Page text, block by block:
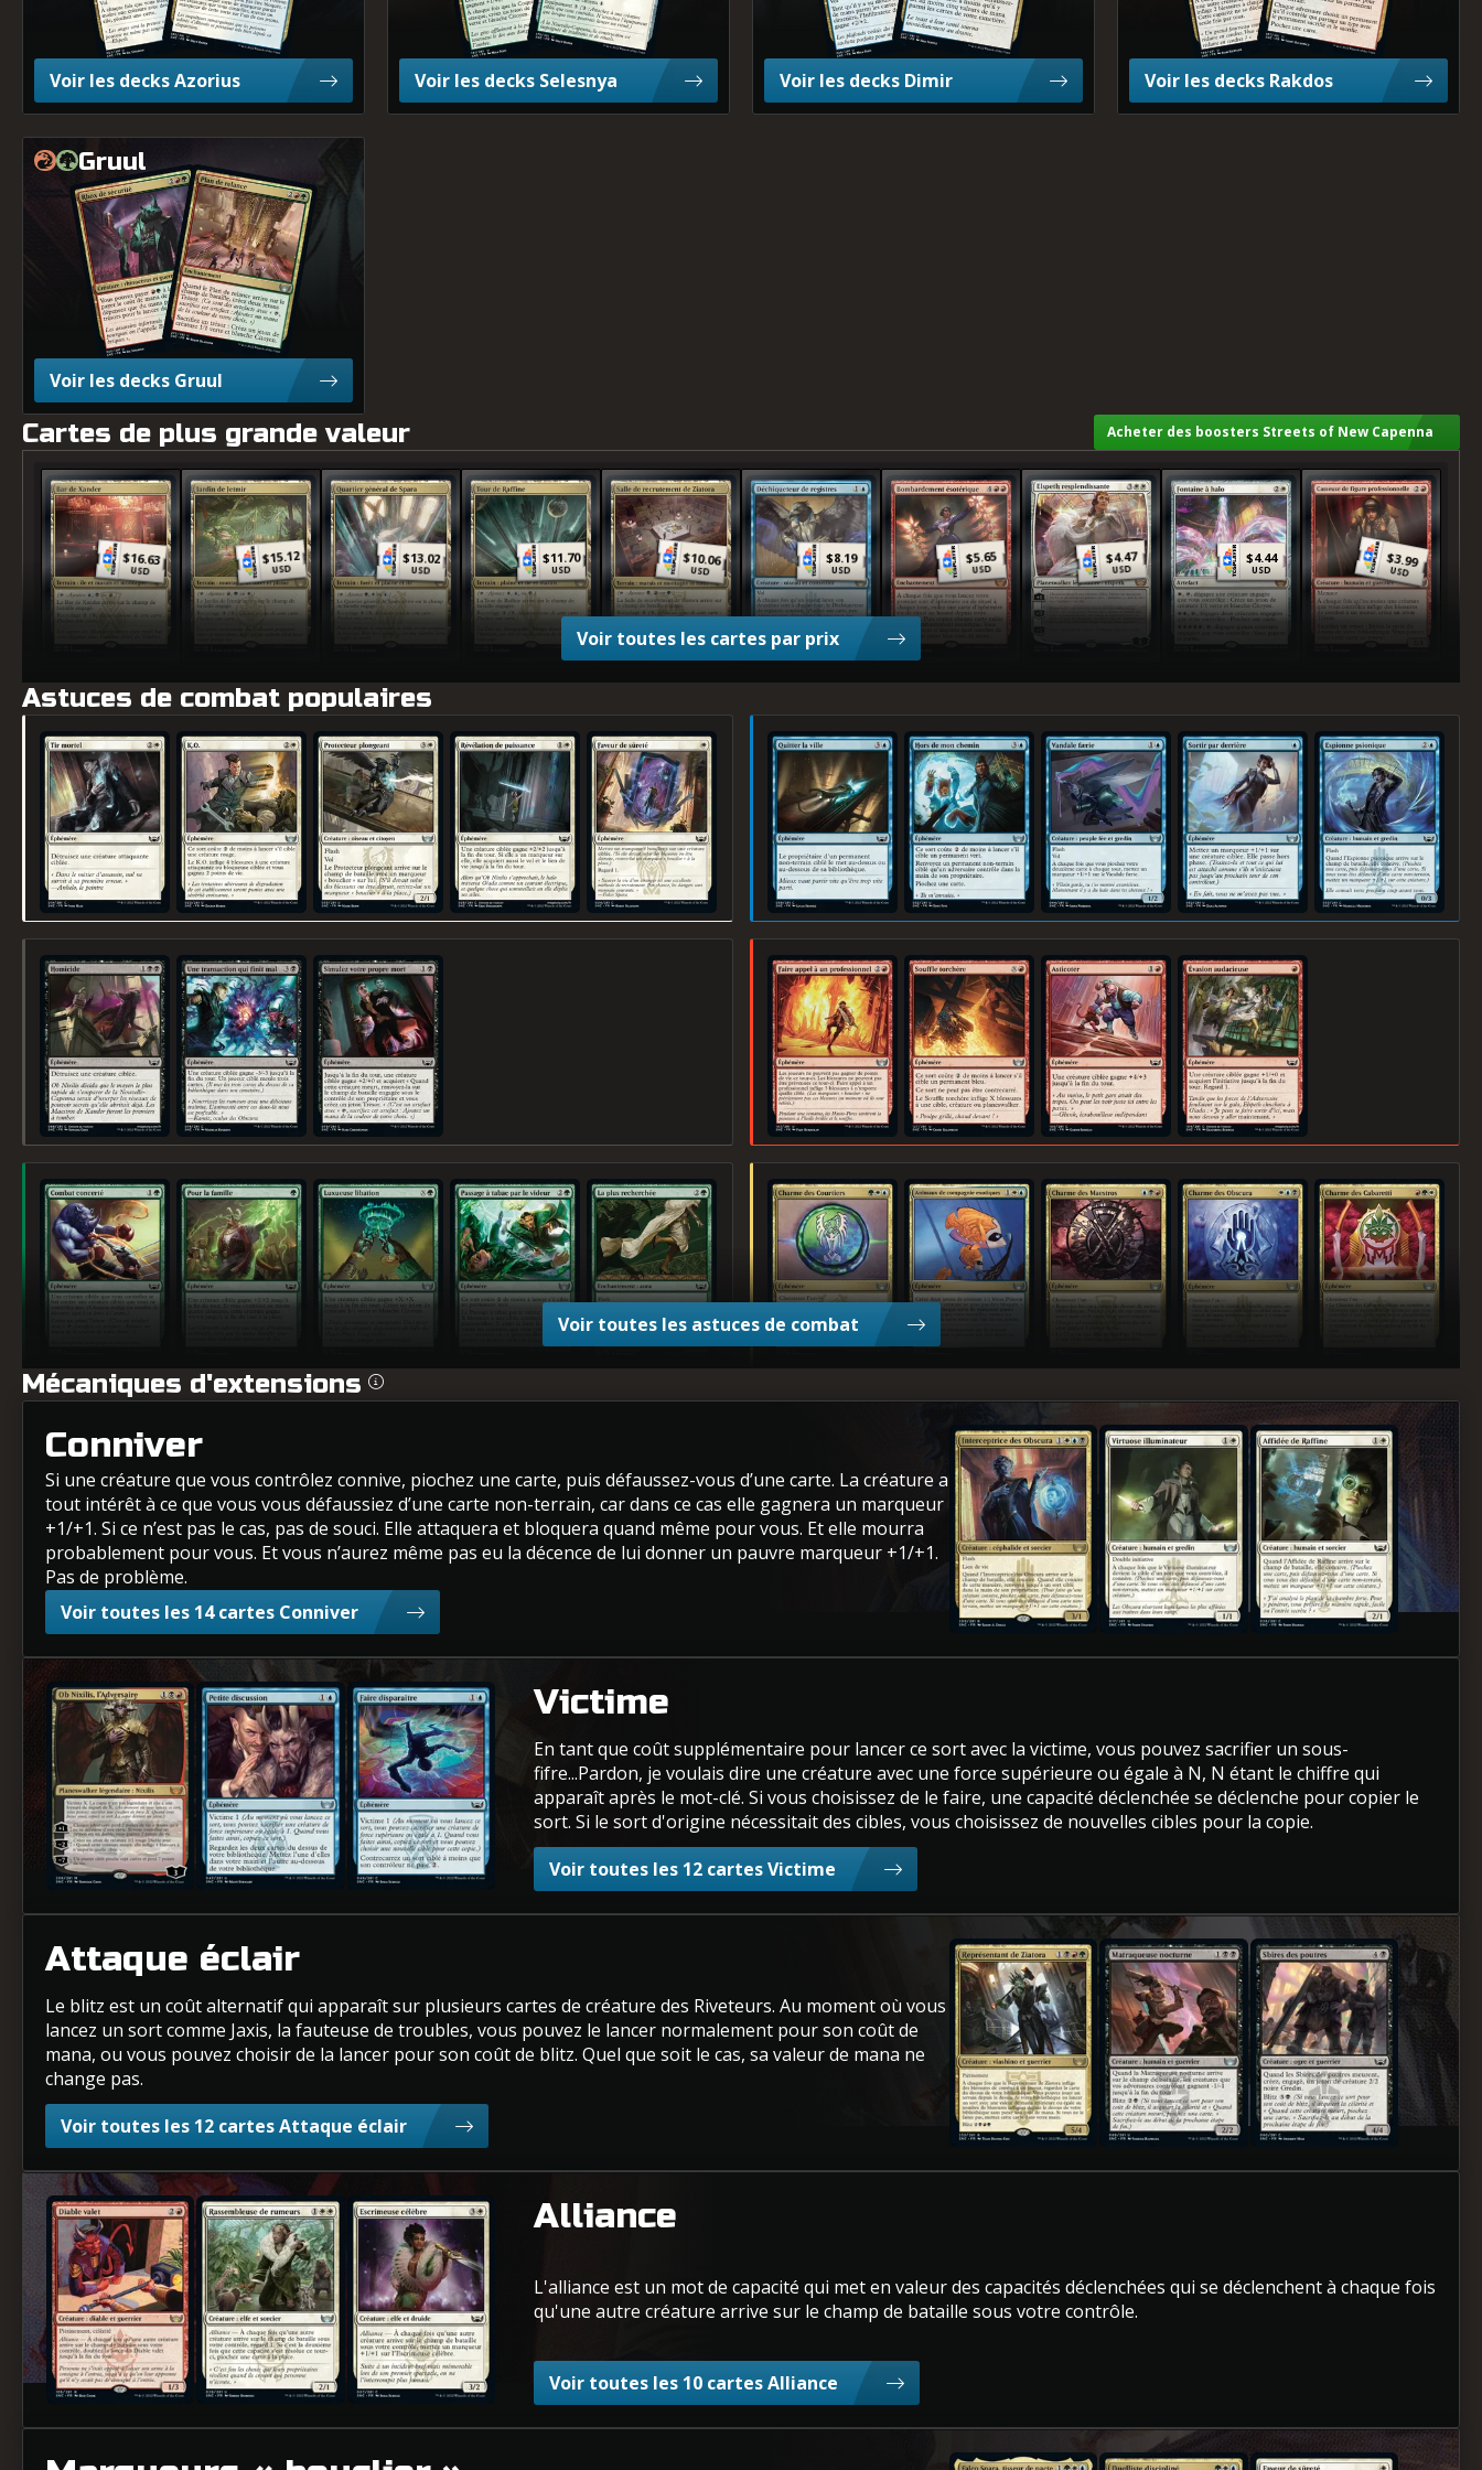
Jund 8,0%
4 couleurs
Gruul
Faible volume de parties
4 couleurs
4 couleurs
4 couleurs 0,8%
Voir les decks Azorius Voir les decks Selesnya Voir les decks Dimir Voir les decks Rakdos
Gruul
Rhox de sécurité Plan de relance
Voir les decks Gruul
Cartes de plus grande valeur Acheter des boosters Streets of New Capenna
Bar de Xander
$16.63
USD
Jardin de Jetmir
$15.12
USD
Quartier général de Spara
$13.02
USD
Tour de Raffine
$11.70
USD
Salle de recrutement de Ziatora
$10.06
USD
Déchiqueteur de registres
$8.19
USD
Bombardement ésotérique
$5.65
USD
Elspeth resplendissante
$4.47
USD
Fontaine à halo
$4.44
USD
Casseuse de figure professionnelle
$3.99
USD
Voir toutes les cartes par prix
Astuces de combat populaires
Tir mortel K.O. Protecteur plongeant Révélation de puissance Faveur de sûreté Quitter la ville Hors de mon chemin Vandale færie Sortir par derrière Espionne psionique
Homicide Une transaction qui finit mal Simulez votre propre mort Faire appel à un professionnelSouffle torchère Asticoter Évasion audacieuse
Combat concerté Pour la famille Luxueuse libation Passage à tabac par le videurLa plus recherchée Charme des Courtiers Animaux de compagnie exotiquesCharme des Maestros Charme des Obscura Charme des Cabaretti
Voir toutes les astuces de combat
Mécaniques d'extensions
Conniver
Si une créature que vous contrôlez connive, piochez une carte, puis défaussez-vous d’une carte. La créature a
tout intérêt à ce que vous vous défaussiez d’une carte non-terrain, car dans ce cas elle gagnera un marqueur
+1/+1. Si ce n’est pas le cas, pas de souci. Elle attaquera et bloquera quand même pour vous. Et elle mourra
probablement pour vous. Et vous n’aurez même pas eu la décence de lui donner un pauvre marqueur +1/+1.
Pas de problème.
Voir toutes les 14 cartes Conniver
Interceptrice des Obscura Virtuose illuminateur Affidée de Raffine
Victime
En tant que coût supplémentaire pour lancer ce sort avec la victime, vous pouvez sacrifier un sous-
fifre...Pardon, je voulais dire une créature avec une force supérieure ou égale à N, N étant le chiffre qui
apparaît après le mot-clé. Si vous choisissez de le faire, une capacité déclenchée se déclenche pour copier le
sort. Si le sort d'origine nécessitait des cibles, vous choisissez de nouvelles cibles pour la copie.
Voir toutes les 12 cartes Victime
Ob Nixilis, l'Adversaire Petite discussion Faire disparaître
Attaque éclair
Le blitz est un coût alternatif qui apparaît sur plusieurs cartes de créature des Riveteurs. Au moment où vous
lancez un sort comme Jaxis, la fauteuse de troubles, vous pouvez le lancer normalement pour son coût de
mana, ou vous pouvez choisir de la lancer pour son coût de blitz. Quel que soit le cas, sa valeur de mana ne
change pas.
Voir toutes les 12 cartes Attaque éclair
Représentant de Ziatora Matraqueuse nocturne Sbires des poutres
Alliance
L'alliance est un mot de capacité qui met en valeur des capacités déclenchées qui se déclenchent à chaque fois
qu'une autre créature arrive sur le champ de bataille sous votre contrôle.
Voir toutes les 10 cartes Alliance
Diable valet Rassembleuse de rumeurs Escrimeuse célèbre